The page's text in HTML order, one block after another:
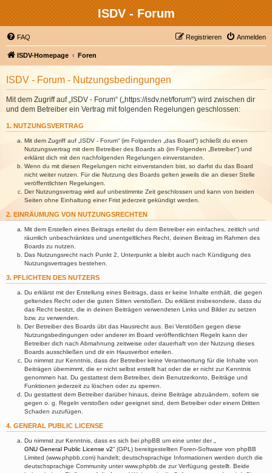
ISDV - Forum
FAQ Anmelden
Registrieren
ISDV-Homepage Foren
ISDV - Forum - Nutzungsbedingungen
Mit dem Zugriff auf „ISDV - Forum“ („https://isdv.net/forum“) wird zwischen dir
und dem Betreiber ein Vertrag mit folgenden Regelungen geschlossen:
1. NUTZUNGSVERTRAG
Mit dem Zugriff auf „ISDV - Forum“ (im Folgenden „das Board“) schließt du einen
Nutzungsvertrag mit dem Betreiber des Boards ab (im Folgenden „Betreiber“) und
erklärst dich mit den nachfolgenden Regelungen einverstanden.
Wenn du mit diesen Regelungen nicht einverstanden bist, so darfst du das Board
nicht weiter nutzen. Für die Nutzung des Boards gelten jeweils die an dieser Stelle
veröffentlichten Regelungen.
Der Nutzungsvertrag wird auf unbestimmte Zeit geschlossen und kann von beiden
Seiten ohne Einhaltung einer Frist jederzeit gekündigt werden.
2. EINRÄUMUNG VON NUTZUNGSRECHTEN
Mit dem Erstellen eines Beitrags erteilst du dem Betreiber ein einfaches, zeitlich und
räumlich unbeschränktes und unentgeltliches Recht, deinen Beitrag im Rahmen des
Boards zu nutzen.
Das Nutzungsrecht nach Punkt 2, Unterpunkt a bleibt auch nach Kündigung des
Nutzungsvertrages bestehen.
3. PFLICHTEN DES NUTZERS
Du erklärst mit der Erstellung eines Beitrags, dass er keine Inhalte enthält, die gegen
geltendes Recht oder die guten Sitten verstoßen. Du erklärst insbesondere, dass du
das Recht besitzt, die in deinen Beiträgen verwendeten Links und Bilder zu setzen
bzw. zu verwenden.
Der Betreiber des Boards übt das Hausrecht aus. Bei Verstößen gegen diese
Nutzungsbedingungen oder anderer im Board veröffentlichten Regeln kann der
Betreiber dich nach Abmahnung zeitweise oder dauerhaft von der Nutzung dieses
Boards ausschließen und dir ein Hausverbot erteilen.
Du nimmst zur Kenntnis, dass der Betreiber keine Verantwortung für die Inhalte von
Beiträgen übernimmt, die er nicht selbst erstellt hat oder die er nicht zur Kenntnis
genommen hat. Du gestattest dem Betreiber, dein Benutzerkonto, Beiträge und
Funktionen jederzeit zu löschen oder zu sperren.
Du gestattest dem Betreiber darüber hinaus, deine Beiträge abzuändern, sofern sie
gegen o. g. Regeln verstoßen oder geeignet sind, dem Betreiber oder einem Dritten
Schaden zuzufügen.
4. GENERAL PUBLIC LICENSE
Du nimmst zur Kenntnis, dass es sich bei phpBB um eine unter der „
GNU General Public License v2“ (GPL) bereitgestellten Foren-Software von phpBB
Limited (www.phpbb.com) handelt; deutschsprachige Informationen werden durch die
deutschsprachige Community unter www.phpbb.de zur Verfügung gestellt. Beide